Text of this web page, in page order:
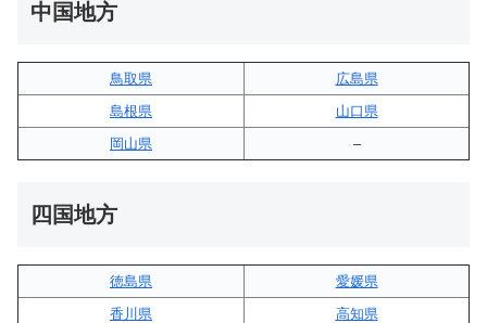
中国地方
鳥取県
広島県
島根県
山口県
岡山県
–
四国地方
徳島県
愛媛県
香川県
高知県